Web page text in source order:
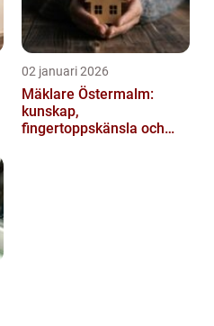
02 januari 2026
Mäklare Östermalm:
kunskap,
fingertoppskänsla och